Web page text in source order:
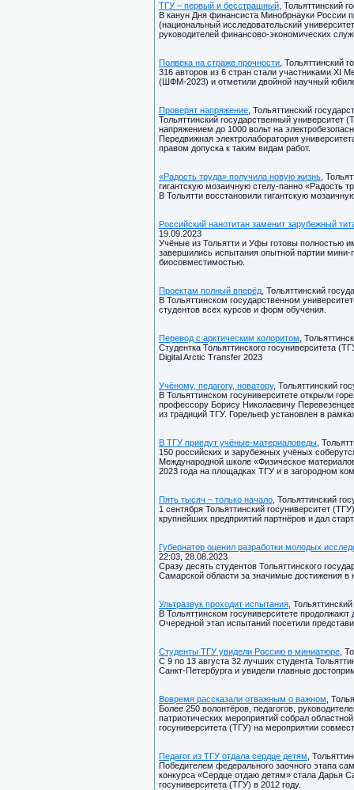
ТГУ – первый и бесстрашный , Тольяттинский
В канун Дня финансиста Минобрнауки России
(национальный исследовательский
руководителей финансово-экономических
Полвека на страже прочности , Тольяттинский
316 авторов из 6 стран стали участниками XI
(ШФМ-2023) и отметили двойной научный
Проверят напряжение , Тольяттинский
Тольяттинский государственный университет
напряжением до 1000 вольт на
Передвижная электролаборатория
правом допуска к таким видам работ.
«Радость труда» получила новую жизнь ,
гигантскую мозаичную стелу-панно «Радость
В Тольятти восстановили гигантскую
Российский нанотитан заменит зарубежный
19.09.2023
Учёные из Тольятти и Уфы готовы полностью
завершились испытания опытной партии
биосовместимостью.
Проектам полный вперёд , Тольяттинский
В Тольяттинском государственном
студентов всех курсов и форм обучения.
Перевод с арктическим колоритом ,
Студентка Тольяттинского госуниверситета
Digital Arctic Transfer 2023
Учёному, педагогу, новатору, Тольяттинский
В Тольяттинском госуниверситете открыли
профессору Борису Николаевичу
из традиций ТГУ. Горельеф установлен в
В ТГУ приедут учёные-материаловеды ,
150 российских и зарубежных учёных
Международной школе «Физическое
2023 года на площадках ТГУ и в загородном
Пять тысяч – только начало , Тольяттинский
1 сентября Тольяттинский госуниверситет
крупнейших предприятий партнёров и дал
Губернатор оценил разработки молодых
22:03, 28.08.2023
Сразу десять студентов Тольяттинского
Самарской области за значимые достижения в
Ультразвук проходит испытания ,
В Тольяттинском госуниверситете продолжают
Очередной этап испытаний посетили
Студенты ТГУ увидели Россию в миниатюре ,
С 9 по 13 августа 32 лучших студента
Санкт-Петербурга и увидели главные
Вовремя рассказали отважным о важном ,
Более 250 волонтёров, педагогов,
патриотических мероприятий собрал
госуниверситета (ТГУ) на мероприятии
Педагог из ТГУ отдала сердце детям ,
Победителем федерального заочного этапа
конкурса «Сердце отдаю детям» стала Дарья
госуниверситета (ТГУ) в 2012 году.